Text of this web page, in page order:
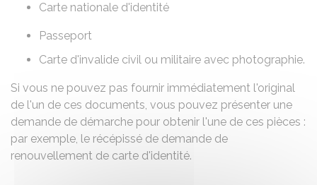
Carte nationale d'identité
Passeport
Carte d'invalide civil ou militaire avec photographie.
Si vous ne pouvez pas fournir immédiatement l'original
de l'un de ces documents, vous pouvez présenter une
demande de démarche pour obtenir l'une de ces pièces :
par exemple, le récépissé de demande de
renouvellement de carte d'identité.